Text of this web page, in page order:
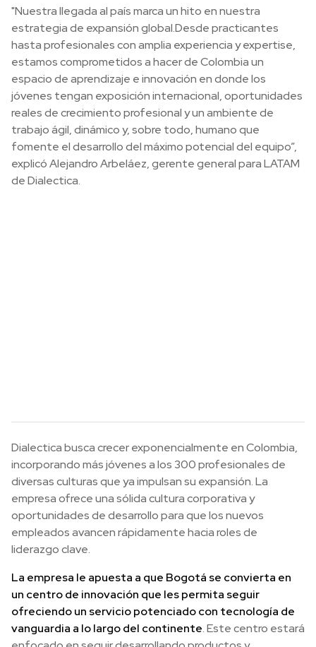
"Nuestra llegada al país marca un hito en nuestra
estrategia de expansión global.Desde practicantes
hasta profesionales con amplia experiencia y expertise,
estamos comprometidos a hacer de Colombia un
espacio de aprendizaje e innovación en donde los
jóvenes tengan exposición internacional, oportunidades
reales de crecimiento profesional y un ambiente de
trabajo ágil, dinámico y, sobre todo, humano que
fomente el desarrollo del máximo potencial del equipo”,
explicó Alejandro Arbeláez, gerente general para LATAM
de Dialectica.
Dialectica busca crecer exponencialmente en Colombia,
incorporando más jóvenes a los 300 profesionales de
diversas culturas que ya impulsan su expansión. La
empresa ofrece una sólida cultura corporativa y
oportunidades de desarrollo para que los nuevos
empleados avancen rápidamente hacia roles de
liderazgo clave.
La empresa le apuesta a que Bogotá se convierta en
un centro de innovación que les permita seguir
ofreciendo un servicio potenciado con tecnología de
vanguardia a lo largo del continente. Este centro estará